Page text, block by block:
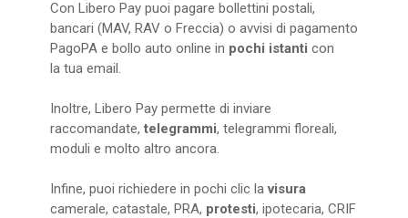
Con Libero Pay puoi pagare bollettini postali,
bancari (MAV, RAV o Freccia) o avvisi di pagamento
PagoPA e bollo auto online in pochi istanti con
la tua email.
Inoltre, Libero Pay permette di inviare
raccomandate, telegrammi, telegrammi floreali,
moduli e molto altro ancora.
Infine, puoi richiedere in pochi clic lavisura
camerale, catastale, PRA, protesti, ipotecaria, CRIF